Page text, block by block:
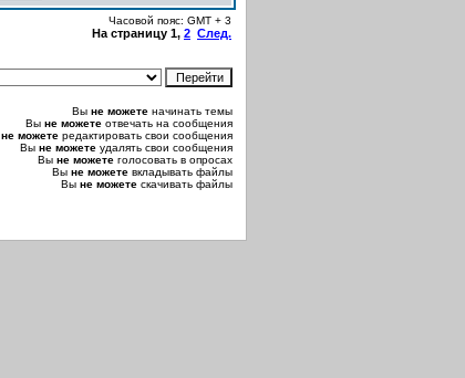
Часовой пояс: GMT + 3
На страницу 1, 2 След.
Вы не можете начинать темы
Вы не можете отвечать на сообщения
не можете редактировать свои сообщения
Вы не можете удалять свои сообщения
Вы не можете голосовать в опросах
Вы не можете вкладывать файлы
Вы не можете скачивать файлы